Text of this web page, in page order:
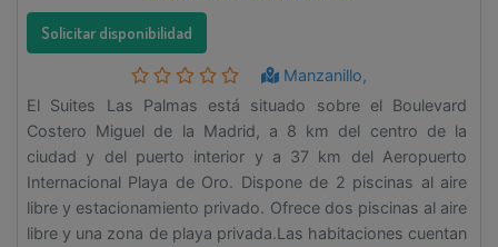
Solicitar disponibilidad
Manzanillo,
El Suites Las Palmas está situado sobre el Boulevard
Costero Miguel de la Madrid, a 8 km del centro de la
ciudad y del puerto interior y a 37 km del Aeropuerto
Internacional Playa de Oro. Dispone de 2 piscinas al aire
libre y estacionamiento privado. Ofrece dos piscinas al aire
libre y una zona de playa privada.Las habitaciones cuentan